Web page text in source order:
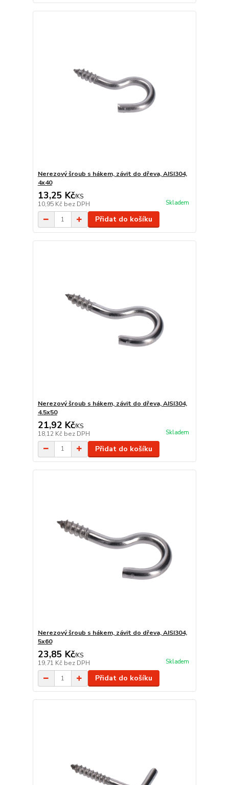
Nerezový šroub s hákem, závit do dřeva, AISI304,
4x40
13,25 Kč/KS
10,95 Kč bez DPH Skladem
Přidat do košíku
Nerezový šroub s hákem, závit do dřeva, AISI304,
4.5x50
21,92 Kč/KS
18,12 Kč bez DPH Skladem
Přidat do košíku
Nerezový šroub s hákem, závit do dřeva, AISI304,
5x60
23,85 Kč/KS
19,71 Kč bez DPH Skladem
Přidat do košíku